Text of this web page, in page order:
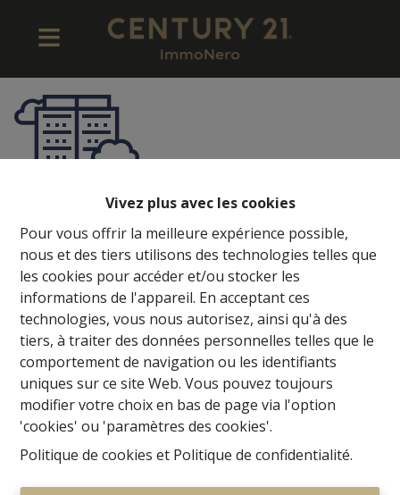
Vivez plus avec les cookies
Pour vous offrir la meilleure expérience possible,
nous et des tiers utilisons des technologies telles que
les cookies pour accéder et/ou stocker les
informations de l'appareil. En acceptant ces
technologies, vous nous autorisez, ainsi qu'à des
tiers, à traiter des données personnelles telles que le
comportement de navigation ou les identifiants
uniques sur ce site Web. Vous pouvez toujours
modifier votre choix en bas de page via l'option
'cookies' ou 'paramètres des cookies'.
Politique de cookies et Politique de confidentialité.
347
Particulière